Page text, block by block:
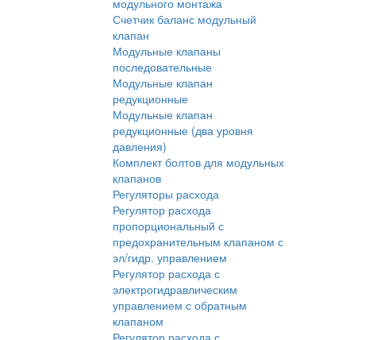
модульного монтажа
Счетчик баланс модульный
клапан
Модульные клапаны
последовательные
Модульные клапан
редукционные
Модульные клапан
редукционные (два уровня
давления)
Комплект болтов для модульных
клапанов
Регуляторы расхода
Регулятор расхода
пропорциональный с
предохранительным клапаном с
эл/гидр. управлением
Регулятор расхода с
электрогидравлическим
управлением с обратным
клапаном